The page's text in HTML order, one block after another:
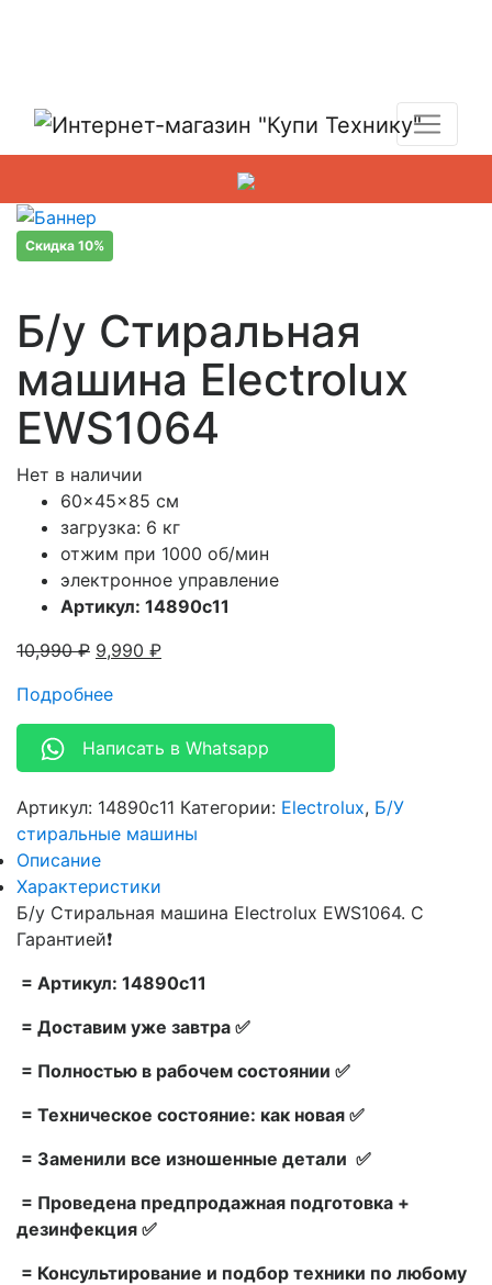
Скидка 10%
Б/у Стиральная
машина Electrolux
EWS1064
Нет в наличии
60x45x85 см
загрузка: 6 кг
отжим при 1000 об/мин
электронное управление
Артикул: 14890c11
10,990₽ 9,990 ₽
Подробнее
Написать в Whatsapp
Артикул: 14890c11 Категории: Electrolux, Б/У
стиральные машины
Описание
Характеристики
Б/у Стиральная машина Electrolux EWS1064. С
Гарантией❗
= Артикул: 14890c11
= Доставим уже завтра ✅
= Полностью в рабочем состоянии ✅
= Техническое состояние: как новая ✅
= Заменили все изношенные детали ✅
= Проведена предпродажная подготовка +
дезинфекция ✅
= Консультирование и подбор техники по любому